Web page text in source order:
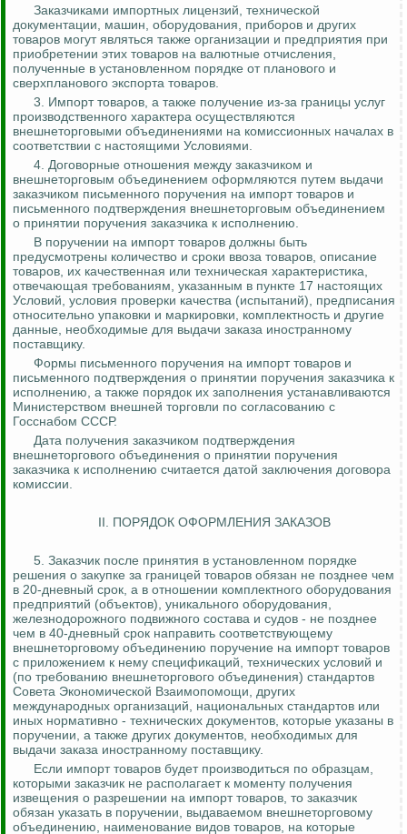
Заказчиками импортных лицензий, технической
документации, машин, оборудования, приборов и других
товаров могут являться также организации и предприятия при
приобретении этих товаров на валютные отчисления,
полученные в установленном порядке от планового и
сверхпланового экспорта товаров.
3. Импорт товаров, а также получение из-за границы услуг
производственного характера осуществляются
внешнеторговыми объединениями на комиссионных началах в
соответствии с настоящими Условиями.
4. Договорные отношения между заказчиком и
внешнеторговым объединением оформляются путем выдачи
заказчиком письменного поручения на импорт товаров и
письменного подтверждения внешнеторговым объединением
о принятии поручения заказчика к исполнению.
В поручении на импорт товаров должны быть
предусмотрены количество и сроки ввоза товаров, описание
товаров, их качественная или техническая характеристика,
отвечающая требованиям, указанным в пункте 17 настоящих
Условий, условия проверки качества (испытаний), предписания
относительно упаковки и маркировки, комплектность и другие
данные, необходимые для выдачи заказа иностранному
поставщику.
Формы письменного поручения на импорт товаров и
письменного подтверждения о принятии поручения заказчика к
исполнению, а также порядок их заполнения устанавливаются
Министерством внешней торговли по согласованию с
Госснабом СССР.
Дата получения заказчиком подтверждения
внешнеторгового объединения о принятии поручения
заказчика к исполнению считается датой заключения договора
комиссии.
II. ПОРЯДОК ОФОРМЛЕНИЯ ЗАКАЗОВ
5. Заказчик после принятия в установленном порядке
решения о закупке за границей товаров обязан не позднее чем
в 20-дневный срок, а в отношении комплектного оборудования
предприятий (объектов), уникального оборудования,
железнодорожного подвижного состава и судов - не позднее
чем в 40-дневный срок направить соответствующему
внешнеторговому объединению поручение на импорт товаров
с приложением к нему спецификаций, технических условий и
(по требованию внешнеторгового объединения) стандартов
Совета Экономической Взаимопомощи, других
международных организаций, национальных стандартов или
иных нормативно - технических документов, которые указаны в
поручении, а также других документов, необходимых для
выдачи заказа иностранному поставщику.
Если импорт товаров будет производиться по образцам,
которыми заказчик не располагает к моменту получения
извещения о разрешении на импорт товаров, то заказчик
обязан указать в поручении, выдаваемом внешнеторговому
объединению, наименование видов товаров, на которые